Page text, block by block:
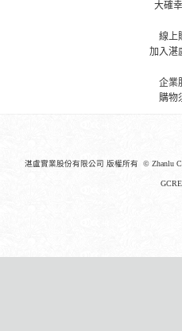
大確
線上
加入湛
企業
購物
湛盧實業股份有限公司 版權所有 © Zhanlu